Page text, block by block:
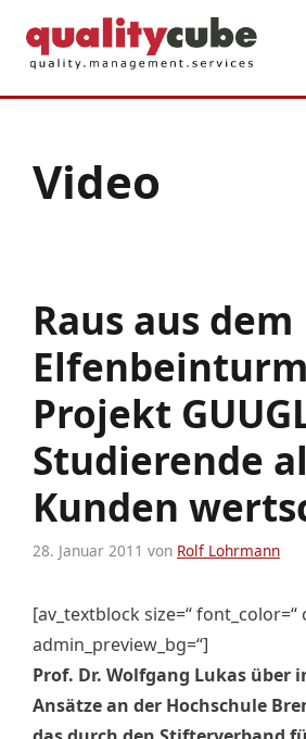
Inhalt
springen
Video
Raus aus dem
Projekt
Studierende
Kunden
28. Januar 2011 von Rolf Lohrmann
[av_textblock size=“ font_color=“
admin_preview_bg=“]
Prof. Dr. Wolfgang Lukas über
Ansätze an der Hochschule